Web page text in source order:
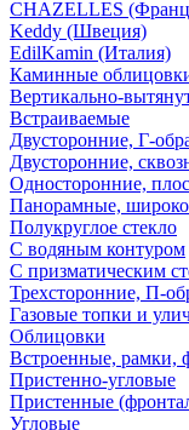
CHAZELLES
Keddy (Швеция)
EdilKamin (Италия)
Каминные
Вертикально-
Встраиваемые
Двусторонние, Г-
Двусторонние,
Односторонние,
Панорамные,
Полукруглое стекло
С водяным контуром
С призматическим
Трехсторонние, П-
Газовые топки и
Облицовки
Встроенные, рамки,
Пристенно-угловые
Пристенные
Угловые